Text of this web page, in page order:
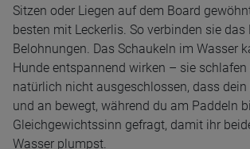
Sitzen oder Liegen auf dem Board
besten mit Leckerlis. So verbinden sie
Belohnungen. Das Schaukeln im Wasser
Hunde entspannend wirken – sie
natürlich nicht ausgeschlossen, dass
und an bewegt, während du am Paddeln
Gleichgewichtssinn gefragt, damit ihr
Wasser plumpst.